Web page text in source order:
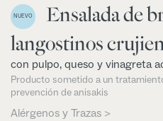
NUEVO
Ensalada de
langostinos
con pulpo, queso y vinagreta
Producto sometido a un
prevención de anisakis
Alérgenos y Trazas >